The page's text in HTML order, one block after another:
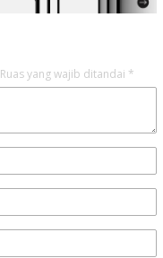
Ruas yang wajib ditandai *